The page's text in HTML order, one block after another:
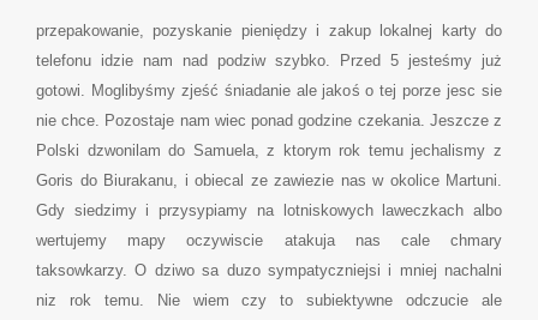
przepakowanie, pozyskanie pieniędzy i zakup lokalnej karty do
telefonu idzie nam nad podziw szybko. Przed 5 jesteśmy już
gotowi. Moglibyśmy zjeść śniadanie ale jakoś o tej porze jesc sie
nie chce. Pozostaje nam wiec ponad godzine czekania. Jeszcze z
Polski dzwonilam do Samuela, z ktorym rok temu jechalismy z
Goris do Biurakanu, i obiecal ze zawiezie nas w okolice Martuni.
Gdy siedzimy i przysypiamy na lotniskowych laweczkach albo
wertujemy mapy oczywiscie atakuja nas cale chmary
taksowkarzy. O dziwo sa duzo sympatyczniejsi i mniej nachalni
niz rok temu. Nie wiem czy to subiektywne odczucie ale